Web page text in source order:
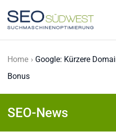
Skip to main content
Home
Google: Kürzere
Bonus
SEO-News